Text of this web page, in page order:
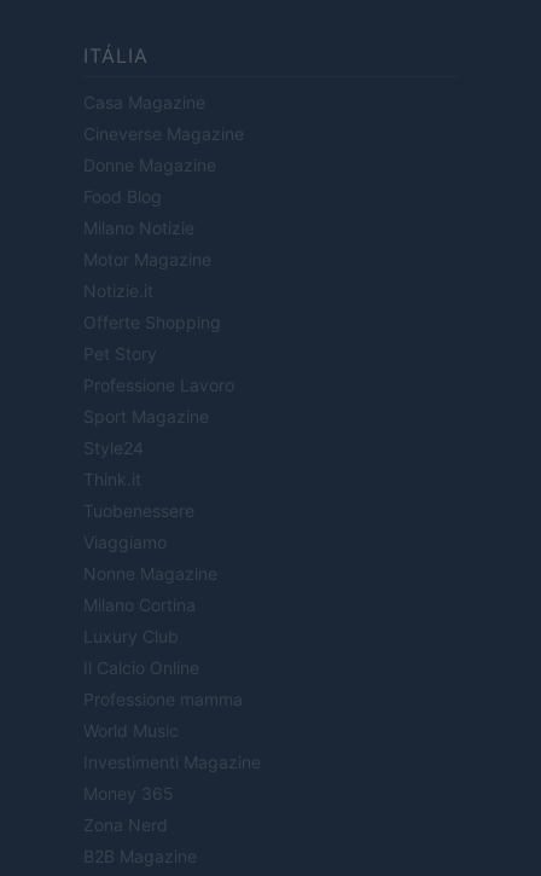
ITÁLIA
Casa Magazine
Cineverse Magazine
Donne Magazine
Food Blog
Milano Notizie
Motor Magazine
Notizie.it
Offerte Shopping
Pet Story
Professione Lavoro
Sport Magazine
Style24
Think.it
Tuobenessere
Viaggiamo
Nonne Magazine
Milano Cortina
Luxury Club
Il Calcio Online
Professione mamma
World Music
Investimenti Magazine
Money 365
Zona Nerd
B2B Magazine